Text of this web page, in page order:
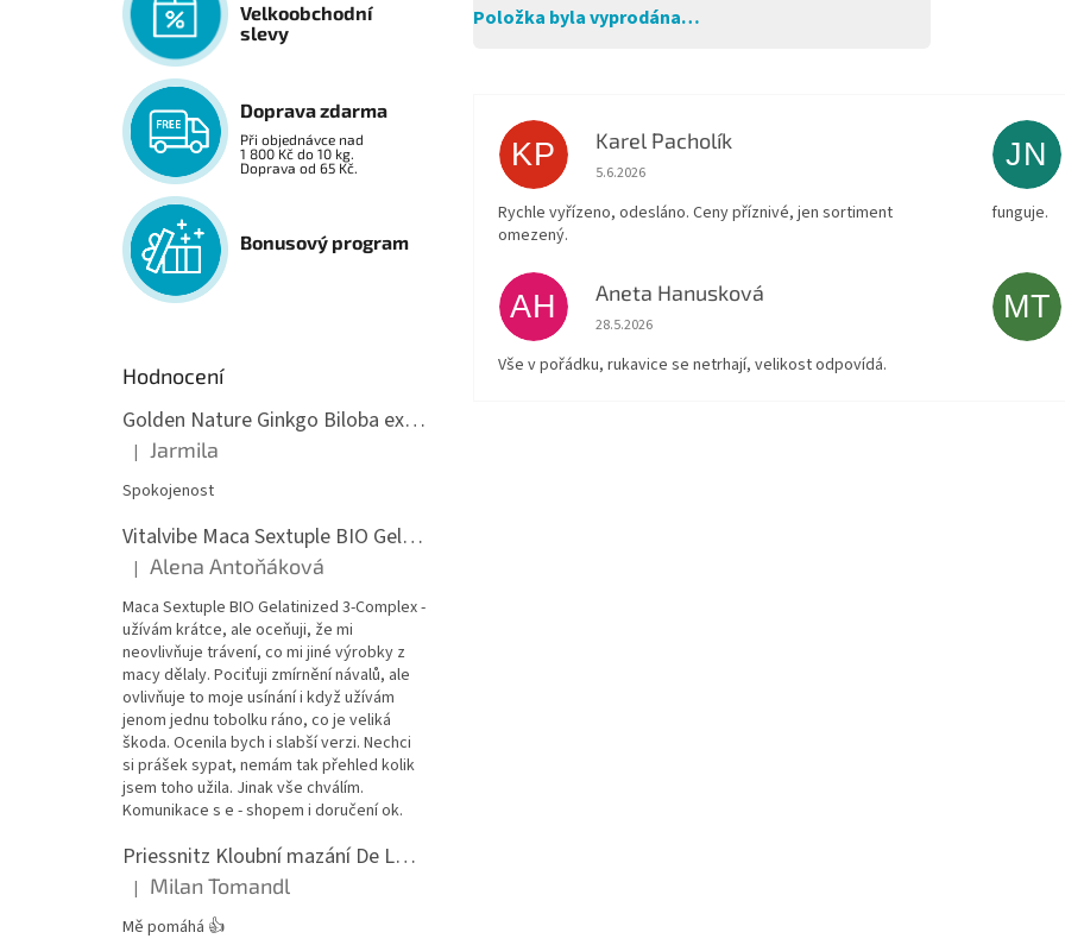
Velkoobchodní
slevy
Doprava zdarma
Při objednávce nad
1 800 Kč do 10 kg.
Doprava od 65 Kč.
Bonusový program
Hodnocení
Golden Nature Ginkgo Biloba extrakt 50:1 60mg, 100 kapslí
Hodnocení produktu je 5 z 5 hvězdiček.
| Jarmila
Spokojenost
Vitalvibe Maca Sextuple BIO Gelatinized 3-Complex, 60 kapslí
Hodnocení produktu je 5 z 5 hvězdiček.
| Alena Antoňáková
Maca Sextuple BIO Gelatinized 3-Complex -
užívám krátce, ale oceňuji, že mi
neovlivňuje trávení, co mi jiné výrobky z
macy dělaly. Pociťuji zmírnění návalů, ale
ovlivňuje to moje usínání i když užívám
jenom jednu tobolku ráno, co je veliká
škoda. Ocenila bych i slabší verzi. Nechci
si prášek sypat, nemám tak přehled kolik
jsem toho užila. Jinak vše chválím.
Komunikace s e - shopem i doručení ok.
Priessnitz Kloubní mazání De Luxe, 200ml
Hodnocení produktu je 5 z 5 hvězdiček.
| Milan Tomandl
Mě pomáhá 👍
Položka byla vyprodána…
KP Karel Pacholík
Hodnocení obchodu je 4 z 5 hvězdiček.
5.6.2026
Rychle vyřízeno, odesláno. Ceny příznivé, jen sortiment
omezený.
JN
funguje.
AH Aneta Hanusková
Hodnocení obchodu je 5 z 5 hvězdiček.
28.5.2026
Vše v pořádku, rukavice se netrhají, velikost odpovídá.
MT